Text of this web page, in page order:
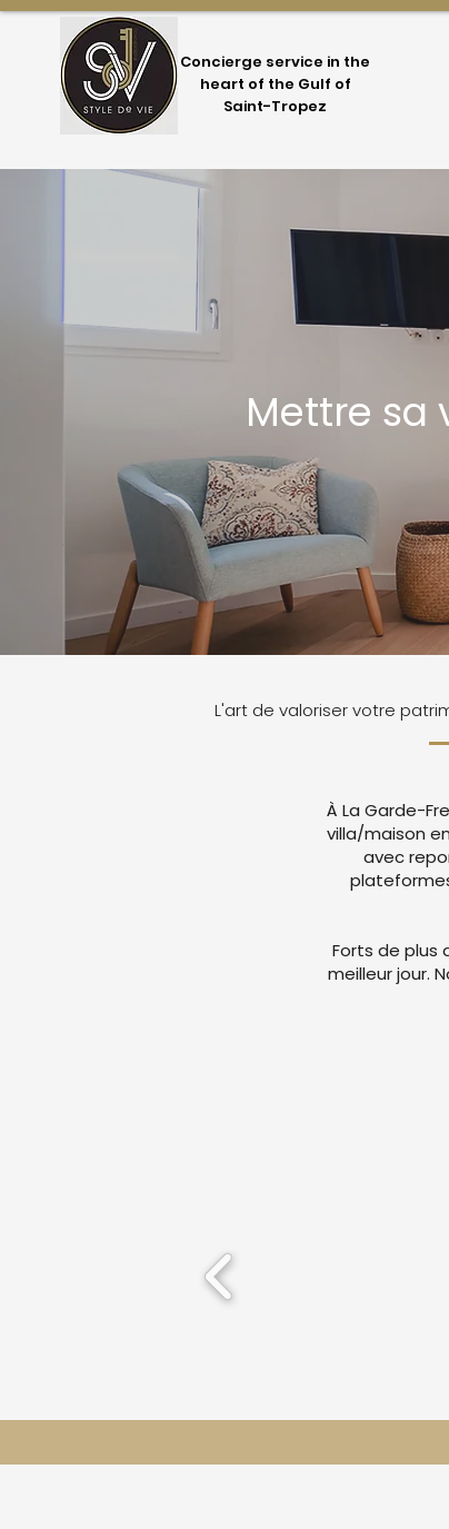
Concierge service in the
heart of the Gulf of
Saint-Tropez
Mettre sa
L'art de valoriser votre
À La Garde-
villa/maison
avec
Forts de plus
meilleur jour.